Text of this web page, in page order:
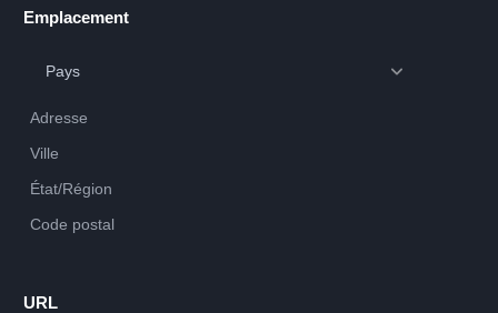
Emplacement
URL